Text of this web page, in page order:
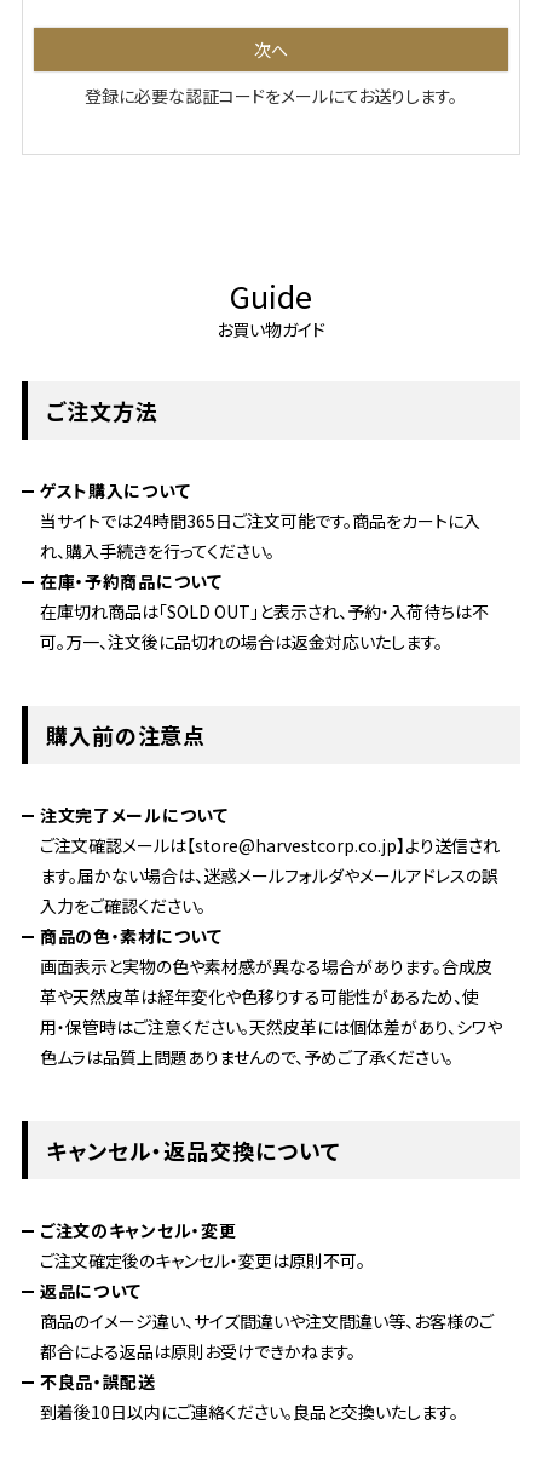
次へ
登録に必要な認証コードをメールにてお送りします。
Guide
お買い物ガイド
ご注文方法
ゲスト購入について
当サイトでは24時間365日ご注文可能です。商品をカートに入
れ、購入手続きを行ってください。
在庫・予約商品について
在庫切れ商品は「SOLD OUT」と表示され、予約・入荷待ちは不
可。万一、注文後に品切れの場合は返金対応いたします。
購入前の注意点
注文完了メールについて
ご注文確認メールは【store@harvestcorp.co.jp】より送信され
ます。届かない場合は、迷惑メールフォルダやメールアドレスの誤
入力をご確認ください。
商品の色・素材について
画面表示と実物の色や素材感が異なる場合があります。合成皮
革や天然皮革は経年変化や色移りする可能性があるため、使
用・保管時はご注意ください。天然皮革には個体差があり、シワや
色ムラは品質上問題ありませんので、予めご了承ください。
キャンセル・返品交換について
ご注文のキャンセル・変更
ご注文確定後のキャンセル・変更は原則不可。
返品について
商品のイメージ違い、サイズ間違いや注文間違い等、お客様のご
都合による返品は原則お受けできかねます。
不良品・誤配送
到着後10日以内にご連絡ください。良品と交換いたします。